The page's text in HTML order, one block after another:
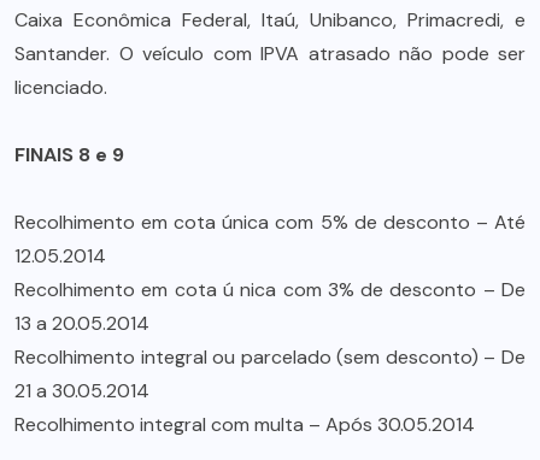
Caixa Econômica Federal, Itaú, Unibanco, Primacredi, e
Santander. O veículo com IPVA atrasado não pode ser
licenciado.
FINAIS 8 e 9
Recolhimento em cota única com 5% de desconto – Até
12.05.2014
Recolhimento em cota ú nica com 3% de desconto – De
13 a 20.05.2014
Recolhimento integral ou parcelado (sem desconto) – De
21 a 30.05.2014
Recolhimento integral com multa – Após 30.05.2014